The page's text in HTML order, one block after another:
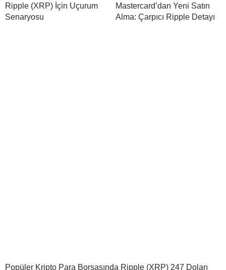
Ripple (XRP) İçin Uçurum
Senaryosu
Mastercard’dan Yeni Satın
Alma: Çarpıcı Ripple Detayı
Popüler Kripto Para Borsasında Ripple (XRP) 247 Doları